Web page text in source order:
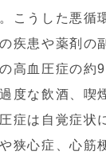
こうした悪循
疾患や薬剤の
高血圧症の約
度な飲酒、喫
症は自覚症状
狭心症、心筋